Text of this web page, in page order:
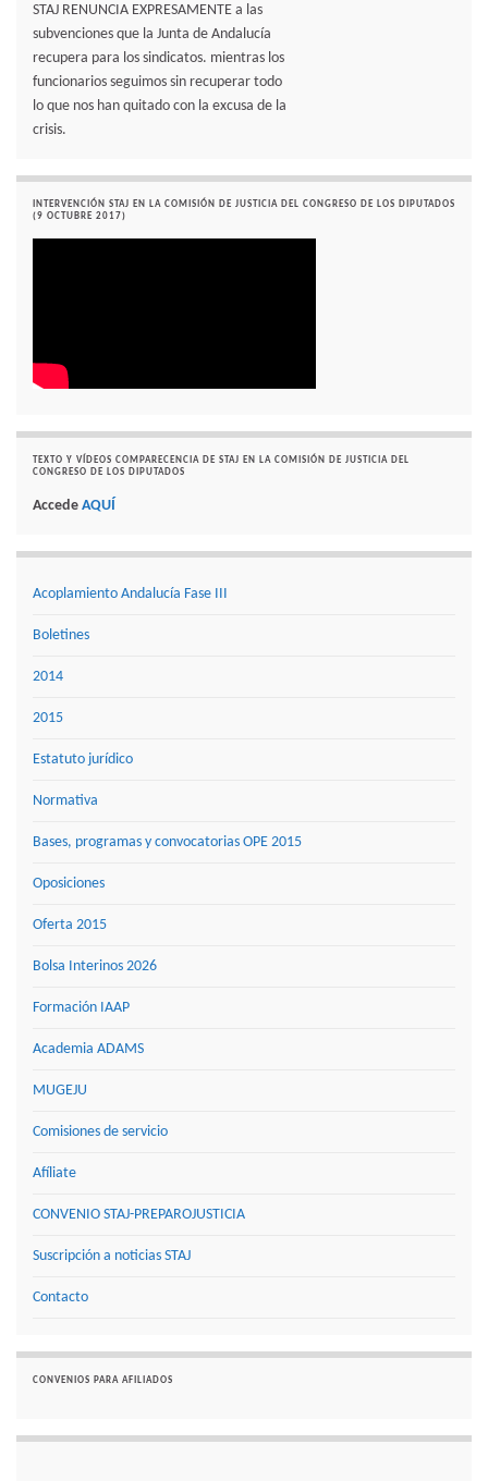
STAJ RENUNCIA EXPRESAMENTE a las
subvenciones que la Junta de Andalucía
recupera para los sindicatos. mientras los
funcionarios seguimos sin recuperar todo
lo que nos han quitado con la excusa de la
crisis.
INTERVENCIÓN STAJ EN LA COMISIÓN DE JUSTICIA DEL CONGRESO DE LOS DIPUTADOS
(9 OCTUBRE 2017)
TEXTO Y VÍDEOS COMPARECENCIA DE STAJ EN LA COMISIÓN DE JUSTICIA DEL
CONGRESO DE LOS DIPUTADOS
Accede AQUÍ
Acoplamiento Andalucía Fase III
Boletines
2014
2015
Estatuto jurídico
Normativa
Bases, programas y convocatorias OPE 2015
Oposiciones
Oferta 2015
Bolsa Interinos 2026
Formación IAAP
Academia ADAMS
MUGEJU
Comisiones de servicio
Afíliate
CONVENIO STAJ-PREPAROJUSTICIA
Suscripción a noticias STAJ
Contacto
CONVENIOS PARA AFILIADOS